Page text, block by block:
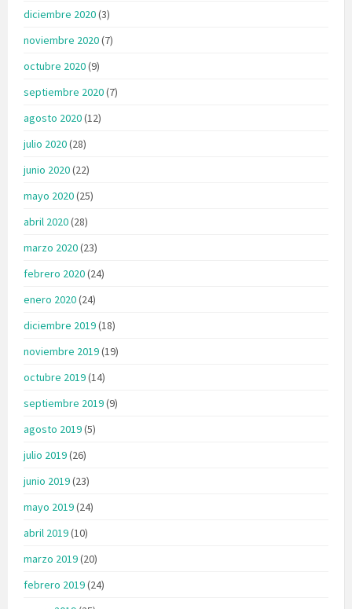
diciembre 2020(3)
noviembre 2020(7)
octubre 2020(9)
septiembre 2020(7)
agosto 2020(12)
julio 2020(28)
junio 2020(22)
mayo 2020(25)
abril 2020(28)
marzo 2020(23)
febrero 2020(24)
enero 2020(24)
diciembre 2019(18)
noviembre 2019(19)
octubre 2019(14)
septiembre 2019(9)
agosto 2019(5)
julio 2019(26)
junio 2019(23)
mayo 2019(24)
abril 2019(10)
marzo 2019(20)
febrero 2019(24)